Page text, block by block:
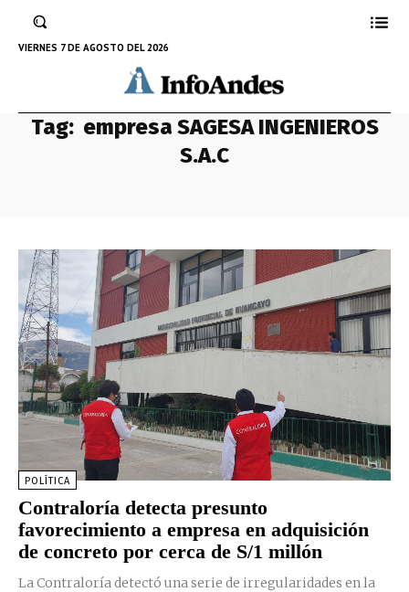
VIERNES 7 DE AGOSTO DEL 2026
Tag: empresa SAGESA INGENIEROS
S.A.C
POLÍTICA
Contraloría detecta presunto
favorecimiento a empresa en adquisición
de concreto por cerca de S/1 millón
La Contraloría detectó una serie de irregularidades en la